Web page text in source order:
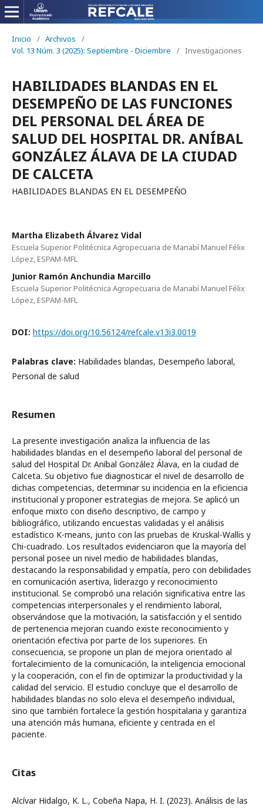
Inicio / Archivos
/
Vol. 13 Núm. 3 (2025): Septiembre - Diciembre
/ Investigaciones
HABILIDADES BLANDAS EN EL
DESEMPEÑO DE LAS FUNCIONES
DEL PERSONAL DEL ÁREA DE
SALUD DEL HOSPITAL DR. ANÍBAL
GONZÁLEZ ÁLAVA DE LA CIUDAD
DE CALCETA
HABILIDADES BLANDAS EN EL DESEMPEÑO
Martha Elizabeth Álvarez Vidal
Escuela Superior Politécnica Agropecuaria de Manabí Manuel Félix
López, ESPAM-MFL
Junior Ramón Anchundia Marcillo
Escuela Superior Politécnica Agropecuaria de Manabí Manuel Félix
López, ESPAM-MFL
DOI: https://doi.org/10.56124/refcale.v13i3.0019
Palabras clave: Habilidades blandas, Desempeño laboral,
Personal de salud
Resumen
La presente investigación analiza la influencia de las
habilidades blandas en el desempeño laboral del personal de
salud del Hospital Dr. Aníbal González Álava, en la ciudad de
Calceta. Su objetivo fue diagnosticar el nivel de desarrollo de
dichas competencias, determinar su incidencia en la eficiencia
institucional y proponer estrategias de mejora. Se aplicó un
enfoque mixto con diseño descriptivo, de campo y
bibliográfico, utilizando encuestas validadas y el análisis
estadístico K-means, junto con las pruebas de Kruskal-Wallis y
Chi-cuadrado. Los resultados evidenciaron que la mayoría del
personal posee un nivel medio de habilidades blandas,
destacando la responsabilidad y empatía, pero con debilidades
en comunicación asertiva, liderazgo y reconocimiento
institucional. Se comprobó una relación significativa entre las
competencias interpersonales y el rendimiento laboral,
observándose que la motivación, la satisfacción y el sentido
de pertenencia mejoran cuando existe reconocimiento y
orientación efectiva por parte de los superiores. En
consecuencia, se propone un plan de mejora orientado al
fortalecimiento de la comunicación, la inteligencia emocional
y la cooperación, con el fin de optimizar la productividad y la
calidad del servicio. El estudio concluye que el desarrollo de
habilidades blandas no solo eleva el desempeño individual,
sino que también fortalece la gestión hospitalaria y garantiza
una atención más humana, eficiente y centrada en el
paciente.
Citas
Alcívar Hidalgo, K. L., Cobeña Napa, H. I. (2023). Análisis de las